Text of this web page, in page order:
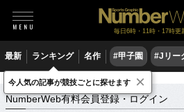
毎日6時・11時・17時更
最新 ランキング 名作 #甲子園 #Jリー
NumberWeb有料会員登録・ログイン
NumberWeb有料会員登録・ログイン
今人気の記事が競技ごとに探せます ×